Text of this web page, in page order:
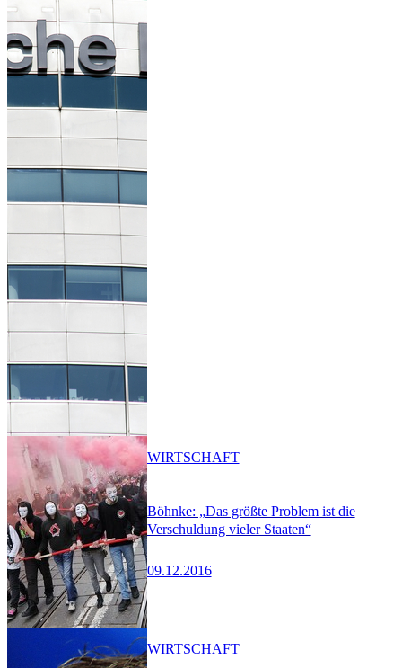
Böhnke: „Das größte Problem ist die
Verschuldung vieler Staaten“
09.12.2016
WIRTSCHAFT
WIRTSCHAFT